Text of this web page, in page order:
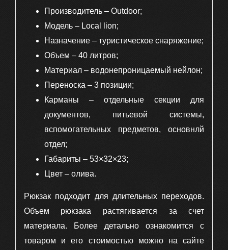
Производитель – Outdoor;
Модель – Local lion;
Назначение – туристическое снаряжение;
Объем – 40 литров;
Материал – водонепроницаемый нейлон;
Переноска – 3 позиции;
Карманы – отдельные секции для
документов, питьевой системы,
вспомогательных предметов, основнлй
отдел;
Габариты – 53×32×23;
Цвет – олива.
Рюкзак подходит для длительных переходов.
Объем рюкзака растягивается за счет
материала. Более детально ознакомится с
товаром и его стоимостью можно на сайте